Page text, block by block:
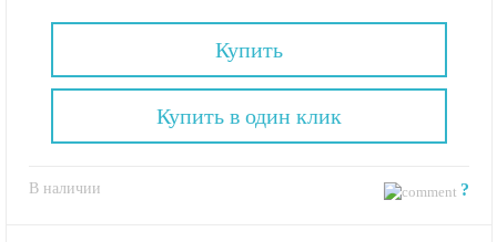
Купить
В наличии ?
Купить в один клик